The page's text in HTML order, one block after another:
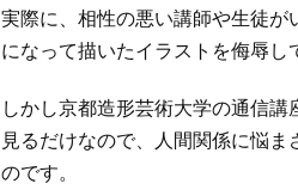
実際に、相性の悪い講師や生徒が
になって描いたイラストを侮辱し
しかし京都造形芸術大学の通信
見るだけなので、人間関係に悩ま
のです。